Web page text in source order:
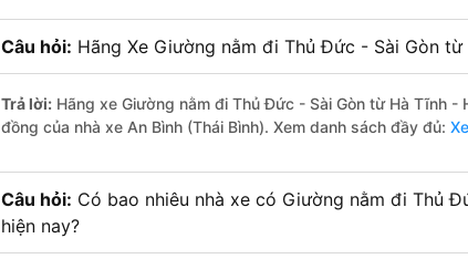
Câu hỏi: Hãng Xe Giường nằm đi Thủ Đức - Sài Gòn
Trả lời: Hãng xe Giường nằm đi Thủ Đức - Sài Gòn từ Hà Tĩnh
đồng của nhà xe An Bình (Thái Bình). Xem danh sách đầy đủ:
Câu hỏi: Có bao nhiêu nhà xe có Giường nằm đi Thủ
hiện nay?